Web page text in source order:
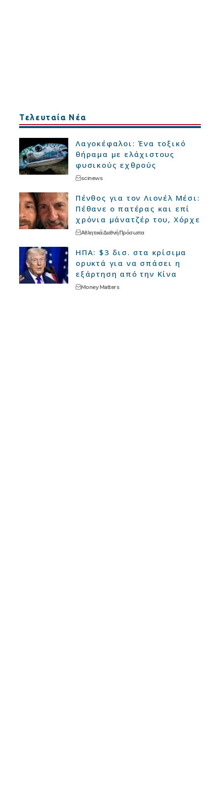
Τελευταία Νέα
Λαγοκέφαλοι: Ένα τοξικό
θήραμα με ελάχιστους
φυσικούς εχθρούς
scinews
Πένθος για τον Λιονέλ Μέσι:
Πέθανε ο πατέρας και επί
χρόνια μάνατζέρ του, Χόρχε
ΑθλητικάΔιεθνήΠρόσωπα
ΗΠΑ: $3 δισ. στα κρίσιμα
ορυκτά για να σπάσει η
εξάρτηση από την Κίνα
Money Matters